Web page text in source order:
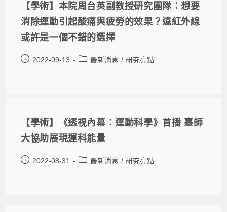
【學術】本院周台英副教授研究團隊：想要
消除運動引起酸痛與疲勞的效果？遠紅外線
或許是一個不錯的選擇
2022-09-13 最新消息 / 研究亮點
【學術】《透視內幕：運動科學》首播 臺師
大協助展現運科能量
2022-08-31 最新消息 / 研究亮點